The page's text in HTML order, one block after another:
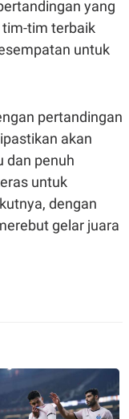
yang
tim-tim terbaik
untuk
pertandingan
akan
dan penuh
untuk
dengan
gelar juara